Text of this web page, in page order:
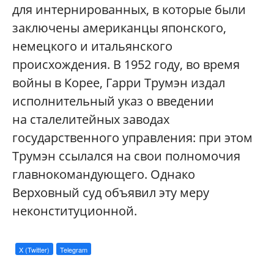
для интернированных, в которые были
заключены американцы японского,
немецкого и итальянского
происхождения. В 1952 году, во время
войны в Корее, Гарри Трумэн издал
исполнительный указ о введении
на сталелитейных заводах
государственного управления: при этом
Трумэн ссылался на свои полномочия
главнокомандующего. Однако
Верховный суд объявил эту меру
неконституционной.
X (Twitter) Telegram